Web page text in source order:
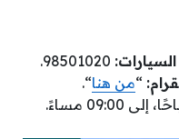
“من هنا“.